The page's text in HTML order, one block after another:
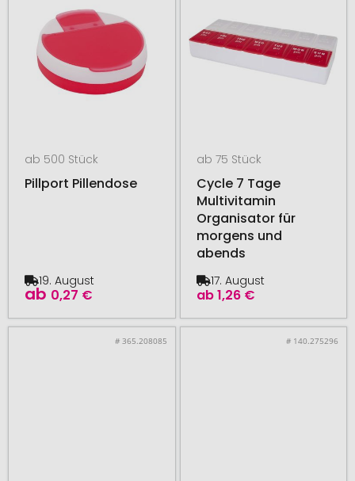
ab 500 Stück
Pillport Pillendose
ab 0,27 €
19. August
ab 75 Stück
Cycle 7 Tage
Multivitamin
Organisator für
morgens und
abends
ab1,26 €
17. August
# 365.208085 # 140.275296